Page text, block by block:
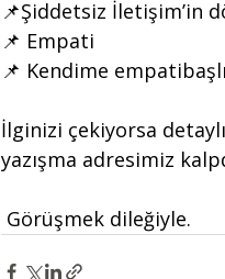
📌Şiddetsiz İletişim’in
📌 Empati
📌 Kendime
İlginizi çekiyorsa
yazışma adresimiz
Görüşmek dileğiyle.